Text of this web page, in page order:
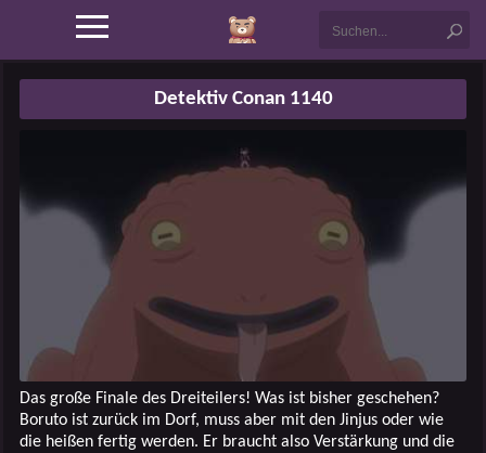
Detektiv Conan 1140
Das große Finale des Dreiteilers! Was ist bisher geschehen?
Boruto ist zurück im Dorf, muss aber mit den Jinjus oder wie
die heißen fertig werden. Er braucht also Verstärkung und die